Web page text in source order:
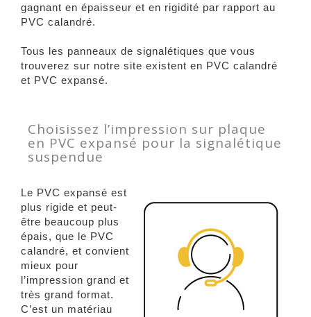
gagnant en épaisseur et en rigidité par rapport au
PVC calandré.
Tous les panneaux de signalétiques que vous
trouverez sur notre site existent en PVC calandré
et PVC expansé.
Choisissez l’impression sur plaque
en PVC expansé pour la signalétique
suspendue
Le PVC expansé est
plus rigide et peut-
être beaucoup plus
épais, que le PVC
calandré, et convient
mieux pour
l’impression grand et
très grand format.
C’est un matériau